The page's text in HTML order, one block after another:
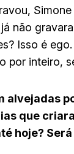
não
Isso é
por inteiro,
alvejadas
que
hoje?